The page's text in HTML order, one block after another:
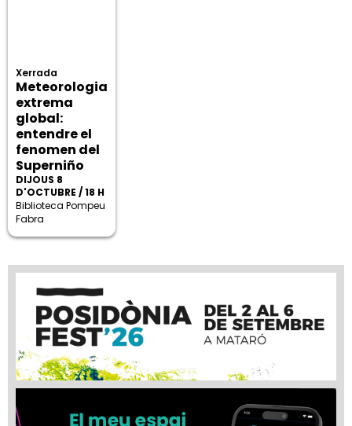
Xerrada
Meteorologia
extrema
global:
entendre el
fenomen del
Superniño
DIJOUS 8
D'OCTUBRE / 18 H
Biblioteca Pompeu
Fabra